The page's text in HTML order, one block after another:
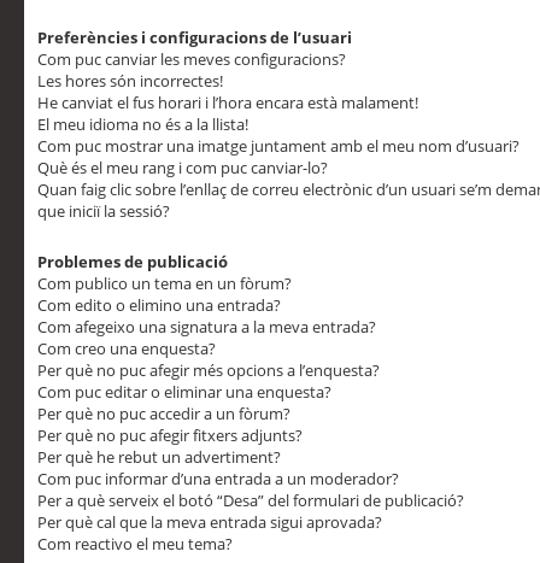
Preferències i configuracions de l’usuari
Com puc canviar les meves configuracions?
Les hores són incorrectes!
He canviat el fus horari i l’hora encara està malament!
El meu idioma no és a la llista!
Com puc mostrar una imatge juntament amb el meu nom d’usuari?
Què és el meu rang i com puc canviar-lo?
Quan faig clic sobre l’enllaç de correu electrònic d’un usuari se’m
que iniciï la sessió?
Problemes de publicació
Com publico un tema en un fòrum?
Com edito o elimino una entrada?
Com afegeixo una signatura a la meva entrada?
Com creo una enquesta?
Per què no puc afegir més opcions a l’enquesta?
Com puc editar o eliminar una enquesta?
Per què no puc accedir a un fòrum?
Per què no puc afegir fitxers adjunts?
Per què he rebut un advertiment?
Com puc informar d’una entrada a un moderador?
Per a què serveix el botó “Desa” del formulari de publicació?
Per què cal que la meva entrada sigui aprovada?
Com reactivo el meu tema?